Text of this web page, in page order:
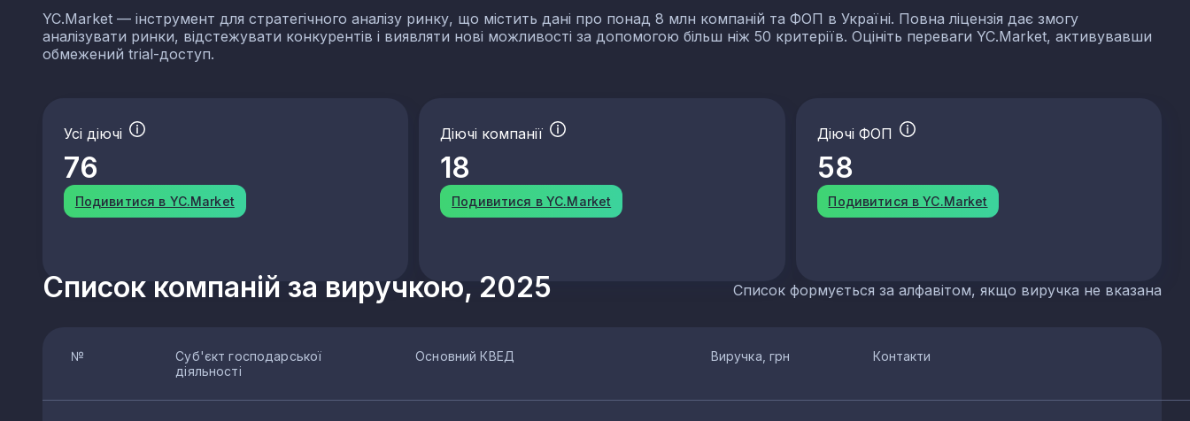
YC.Market — інструмент для стратегічного аналізу ринку, що містить дані про понад 8 млн компаній та ФОП в Україні. Повна ліцензія дає змогу
аналізувати ринки, відстежувати конкурентів і виявляти нові можливості за допомогою більш ніж 50 критеріїв. Оцініть переваги YC.Market, активувавши
обмежений trial-доступ.
Усі діючі
76
Подивитися в YC.Market
Діючі компанії
18
Подивитися в YC.Market
Діючі ФОП
58
Подивитися в YC.Market
Список компаній за виручкою, 2025 Список формується за алфавітом, якщо виручка не вказана
№
Суб'єкт господарської
діяльності
Основний КВЕД Виручка, грн Контакти